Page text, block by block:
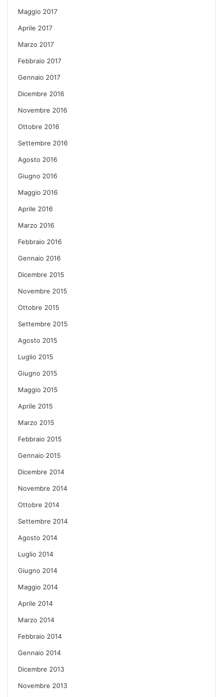
Maggio 2017
Aprile 2017
Marzo 2017
Febbraio 2017
Gennaio 2017
Dicembre 2016
Novembre 2016
Ottobre 2016
Settembre 2016
Agosto 2016
Giugno 2016
Maggio 2016
Aprile 2016
Marzo 2016
Febbraio 2016
Gennaio 2016
Dicembre 2015
Novembre 2015
Ottobre 2015
Settembre 2015
Agosto 2015
Luglio 2015
Giugno 2015
Maggio 2015
Aprile 2015
Marzo 2015
Febbraio 2015
Gennaio 2015
Dicembre 2014
Novembre 2014
Ottobre 2014
Settembre 2014
Agosto 2014
Luglio 2014
Giugno 2014
Maggio 2014
Aprile 2014
Marzo 2014
Febbraio 2014
Gennaio 2014
Dicembre 2013
Novembre 2013